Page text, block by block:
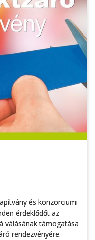
és konzorciumi
érdeklődőt az
válásának támogatása
rendezvényére.